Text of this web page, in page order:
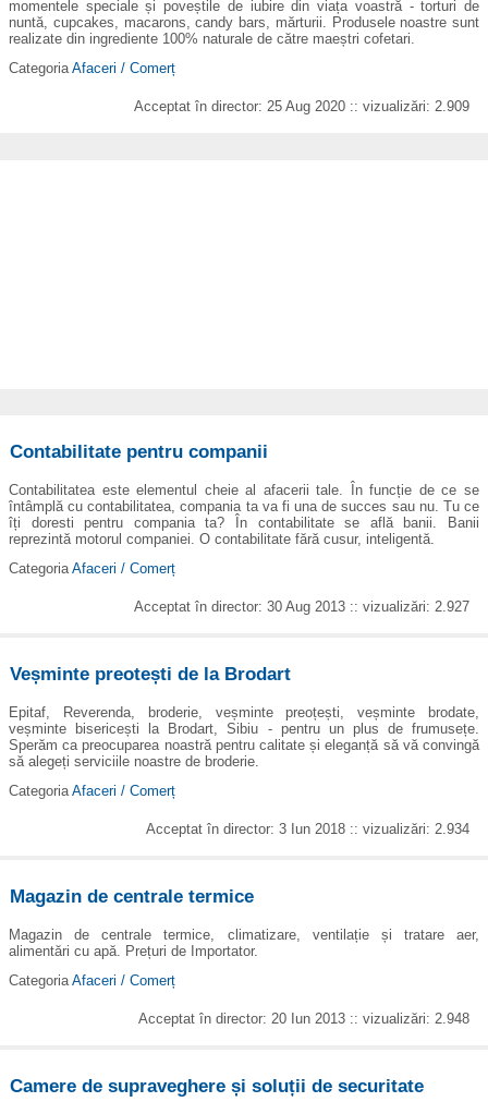
momentele speciale și poveștile de iubire din viața voastră - torturi de
nuntă, cupcakes, macarons, candy bars, mărturii. Produsele noastre sunt
realizate din ingrediente 100% naturale de către maeștri cofetari.
Categoria Afaceri / Comerț
Acceptat în director: 25 Aug 2020 :: vizualizări: 2.909
Contabilitate pentru companii
Contabilitatea este elementul cheie al afacerii tale. În funcție de ce se
întâmplă cu contabilitatea, compania ta va fi una de succes sau nu. Tu ce
îți doresti pentru compania ta? În contabilitate se află banii. Banii
reprezintă motorul companiei. O contabilitate fără cusur, inteligentă.
Categoria Afaceri / Comerț
Acceptat în director: 30 Aug 2013 :: vizualizări: 2.927
Veșminte preotești de la Brodart
Epitaf, Reverenda, broderie, veșminte preoțești, veșminte brodate,
veșminte bisericești la Brodart, Sibiu - pentru un plus de frumusețe.
Sperăm ca preocuparea noastră pentru calitate și eleganță să vă convingă
să alegeți serviciile noastre de broderie.
Categoria Afaceri / Comerț
Acceptat în director: 3 Iun 2018 :: vizualizări: 2.934
Magazin de centrale termice
Magazin de centrale termice, climatizare, ventilație și tratare aer,
alimentări cu apă. Prețuri de Importator.
Categoria Afaceri / Comerț
Acceptat în director: 20 Iun 2013 :: vizualizări: 2.948
Camere de supraveghere și soluții de securitate